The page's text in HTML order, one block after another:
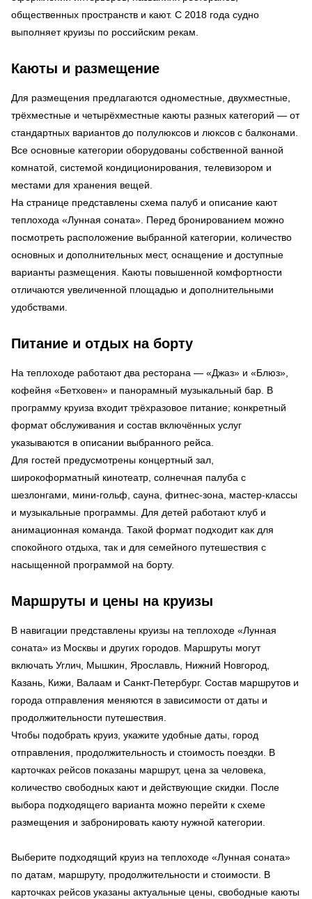
общественных пространств и кают. С 2018 года судно
выполняет круизы по российским рекам.
Каюты и размещение
Для размещения предлагаются одноместные, двухместные,
трёхместные и четырёхместные каюты разных категорий — от
стандартных вариантов до полулюксов и люксов с балконами.
Все основные категории оборудованы собственной ванной
комнатой, системой кондиционирования, телевизором и
местами для хранения вещей.
На странице представлены схема палуб и описание кают
теплохода «Лунная соната». Перед бронированием можно
посмотреть расположение выбранной категории, количество
основных и дополнительных мест, оснащение и доступные
варианты размещения. Каюты повышенной комфортности
отличаются увеличенной площадью и дополнительными
удобствами.
Питание и отдых на борту
На теплоходе работают два ресторана — «Джаз» и «Блюз»,
кофейня «Бетховен» и панорамный музыкальный бар. В
программу круиза входит трёхразовое питание; конкретный
формат обслуживания и состав включённых услуг
указываются в описании выбранного рейса.
Для гостей предусмотрены концертный зал,
широкоформатный кинотеатр, солнечная палуба с
шезлонгами, мини-гольф, сауна, фитнес-зона, мастер-классы
и музыкальные программы. Для детей работают клуб и
анимационная команда. Такой формат подходит как для
спокойного отдыха, так и для семейного путешествия с
насыщенной программой на борту.
Маршруты и цены на круизы
В навигации представлены круизы на теплоходе «Лунная
соната» из Москвы и других городов. Маршруты могут
включать Углич, Мышкин, Ярославль, Нижний Новгород,
Казань, Кижи, Валаам и Санкт-Петербург. Состав маршрутов и
города отправления меняются в зависимости от даты и
продолжительности путешествия.
Чтобы подобрать круиз, укажите удобные даты, город
отправления, продолжительность и стоимость поездки. В
карточках рейсов показаны маршрут, цена за человека,
количество свободных кают и действующие скидки. После
выбора подходящего варианта можно перейти к схеме
размещения и забронировать каюту нужной категории.
Выберите подходящий круиз на теплоходе «Лунная соната»
по датам, маршруту, продолжительности и стоимости. В
карточках рейсов указаны актуальные цены, свободные каюты